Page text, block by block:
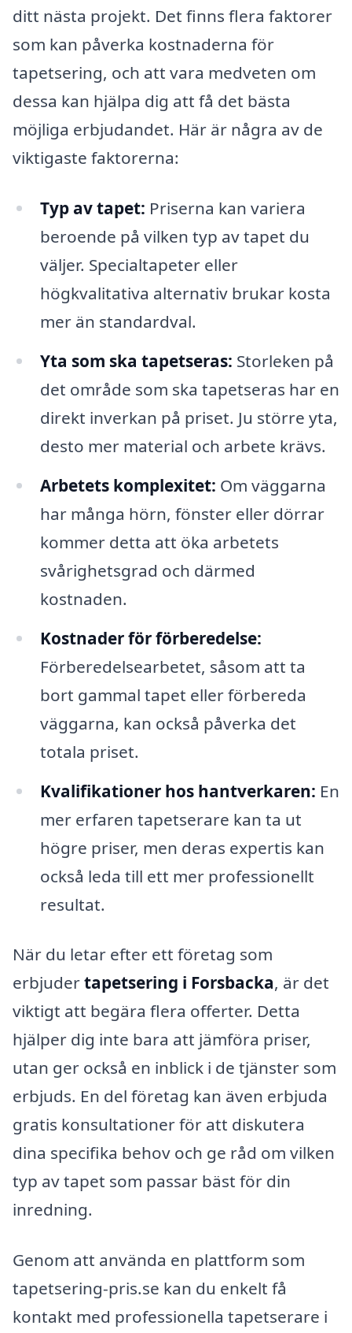
ditt nästa projekt. Det finns flera faktorer
som kan påverka kostnaderna för
tapetsering, och att vara medveten om
dessa kan hjälpa dig att få det bästa
möjliga erbjudandet. Här är några av de
viktigaste faktorerna:
Typ av tapet: Priserna kan variera
beroende på vilken typ av tapet du
väljer. Specialtapeter eller
högkvalitativa alternativ brukar kosta
mer än standardval.
Yta som ska tapetseras: Storleken på
det område som ska tapetseras har en
direkt inverkan på priset. Ju större yta,
desto mer material och arbete krävs.
Arbetets komplexitet: Om väggarna
har många hörn, fönster eller dörrar
kommer detta att öka arbetets
svårighetsgrad och därmed
kostnaden.
Kostnader för förberedelse:
Förberedelsearbetet, såsom att ta
bort gammal tapet eller förbereda
väggarna, kan också påverka det
totala priset.
Kvalifikationer hos hantverkaren: En
mer erfaren tapetserare kan ta ut
högre priser, men deras expertis kan
också leda till ett mer professionellt
resultat.
När du letar efter ett företag som
erbjudertapetsering i Forsbacka, är det
viktigt att begära flera offerter. Detta
hjälper dig inte bara att jämföra priser,
utan ger också en inblick i de tjänster som
erbjuds. En del företag kan även erbjuda
gratis konsultationer för att diskutera
dina specifika behov och ge råd om vilken
typ av tapet som passar bäst för din
inredning.
Genom att använda en plattform som
tapetsering-pris.se kan du enkelt få
kontakt med professionella tapetserare i